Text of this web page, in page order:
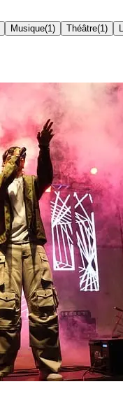
Musique(1 ) Théâtre(1 )